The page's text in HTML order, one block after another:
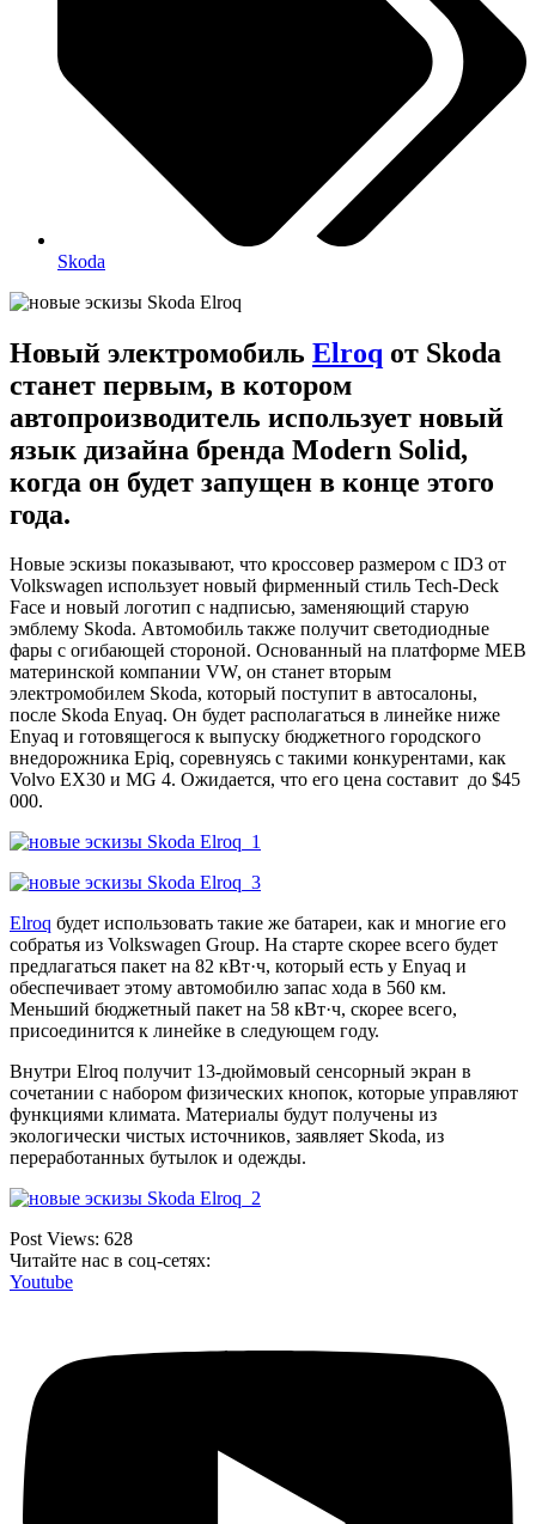
Skoda
Новый электромобиль Elroq от Skoda
станет первым, в котором
автопроизводитель использует новый
язык дизайна бренда Modern Solid,
когда он будет запущен в конце этого
года.
Новые эскизы показывают, что кроссовер размером с ID3 от
Volkswagen использует новый фирменный стиль Tech-Deck
Face и новый логотип с надписью, заменяющий старую
эмблему Skoda. Автомобиль также получит светодиодные
фары с огибающей стороной. Основанный на платформе MEB
материнской компании VW, он станет вторым
электромобилем Skoda, который поступит в автосалоны,
после Skoda Enyaq. Он будет располагаться в линейке ниже
Enyaq и готовящегося к выпуску бюджетного городского
внедорожника Epiq, соревнуясь с такими конкурентами, как
Volvo EX30 и MG 4. Ожидается, что его цена составит до $45
000.
Elroq будет использовать такие же батареи, как и многие его
собратья из Volkswagen Group. На старте скорее всего будет
предлагаться пакет на 82 кВт·ч, который есть у Enyaq и
обеспечивает этому автомобилю запас хода в 560 км.
Меньший бюджетный пакет на 58 кВт·ч, скорее всего,
присоединится к линейке в следующем году.
Внутри Elroq получит 13-дюймовый сенсорный экран в
сочетании с набором физических кнопок, которые управляют
функциями климата. Материалы будут получены из
экологически чистых источников, заявляет Skoda, из
переработанных бутылок и одежды.
Post Views: 628
Читайте нас в соц-сетях:
Youtube